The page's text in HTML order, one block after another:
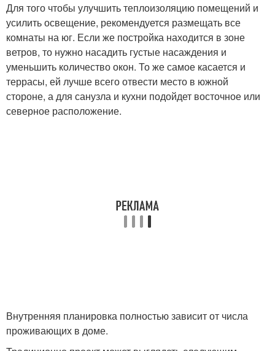
Для того чтобы улучшить теплоизоляцию помещений и
усилить освещение, рекомендуется размещать все
комнаты на юг. Если же постройка находится в зоне
ветров, то нужно насадить густые насаждения и
уменьшить количество окон. То же самое касается и
террасы, ей лучше всего отвести место в южной
стороне, а для санузла и кухни подойдет восточное или
северное расположение.
Внутренняя планировка полностью зависит от числа
проживающих в доме.